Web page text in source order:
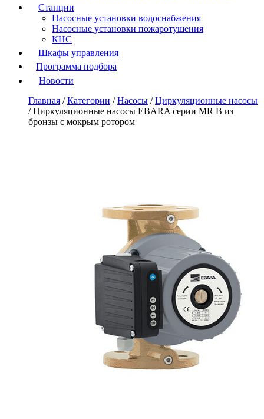
Станции
Насосные установки водоснабжения
Насосные установки пожаротушения
КНС
Шкафы управления
Программа подбора
Новости
Главная /Категории /Насосы /Циркуляционные насосы
/Циркуляционные насосы EBARA серии MR B из
бронзы с мокрым ротором